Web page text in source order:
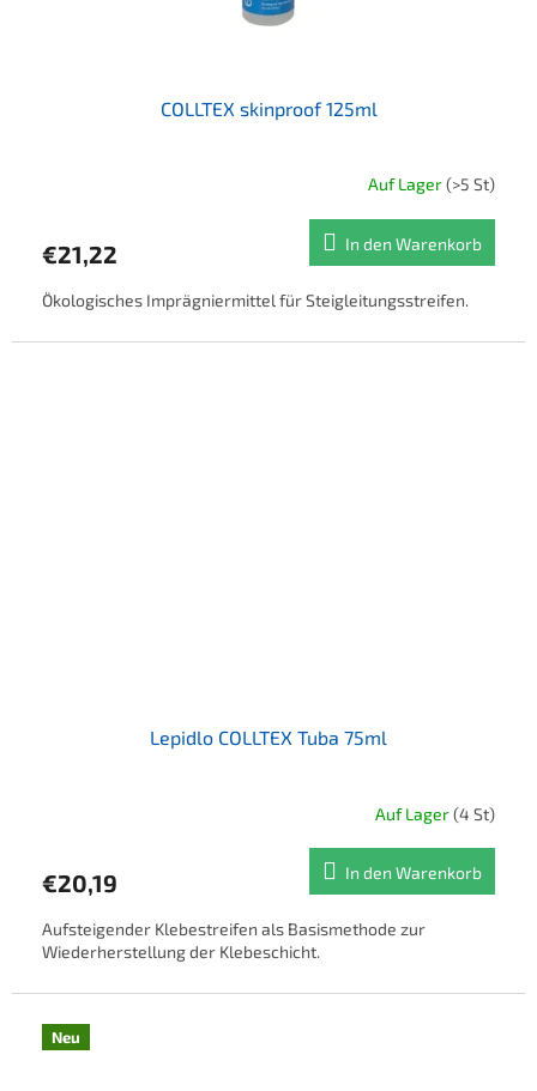
COLLTEX skinproof 125ml
Auf Lager(>5 St)
€21,22 In den Warenkorb
Ökologisches Imprägniermittel für Steigleitungsstreifen.
Lepidlo COLLTEX Tuba 75ml
Auf Lager(4 St)
€20,19 In den Warenkorb
Aufsteigender Klebestreifen als Basismethode zur
Wiederherstellung der Klebeschicht.
Neu